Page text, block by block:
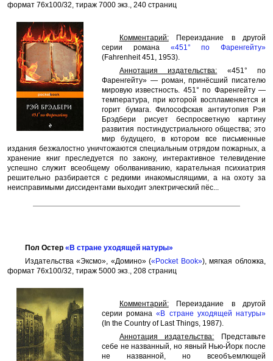
формат 76x100/32, тираж 7000 экз., 240 страниц
Комментарий:Переиздание в другой
серии романа «451° по Фаренгейту»
(Fahrenheit 451, 1953).
Аннотация издательства: «451° по
Фаренгейту» — роман, принёсший писателю
мировую известность. 451° по Фаренгейту —
температура, при которой воспламеняется и
горит бумага. Философская антиутопия Рэя
Брэдбери рисует беспросветную картину
развития постиндустриального общества; это
мир будущего, в котором все письменные
издания безжалостно уничтожаются специальным отрядом пожарных, а
хранение книг преследуется по закону, интерактивное телевидение
успешно служит всеобщему оболваниванию, карательная психиатрия
решительно разбирается с редкими инакомыслящими, а на охоту за
неисправимыми диссидентами выходит электрический пёс...
Пол Остер «В стране уходящей натуры»
Издательства «Эксмо», «Домино» («Pocket Book»), мягкая обложка,
формат 76x100/32, тираж 5000 экз., 208 страниц
Комментарий:Переиздание в другой
серии романа«В стране уходящей натуры»
(In the Country of Last Things, 1987).
Аннотация издательства: Представьте
себе не названный, но явный Нью-Йорк после
не названной, но всеобъемлющей